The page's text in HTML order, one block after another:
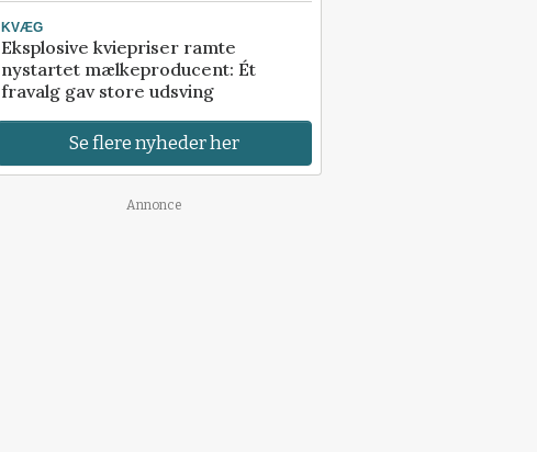
KVÆG
Eksplosive kviepriser ramte
nystartet mælkeproducent: Ét
fravalg gav store udsving
Se flere nyheder her
Annonce